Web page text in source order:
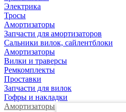
Электрика
Тросы
Амортизаторы
Запчасти для амортизаторов
Сальники вилок, сайлентблоки
Амортизаторы
Вилки и траверсы
Ремкомплекты
Проставки
Запчасти для вилок
Гофры и накладки
Амортизаторы